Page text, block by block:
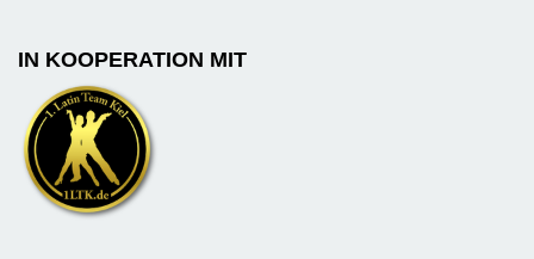
IN KOOPERATION MIT